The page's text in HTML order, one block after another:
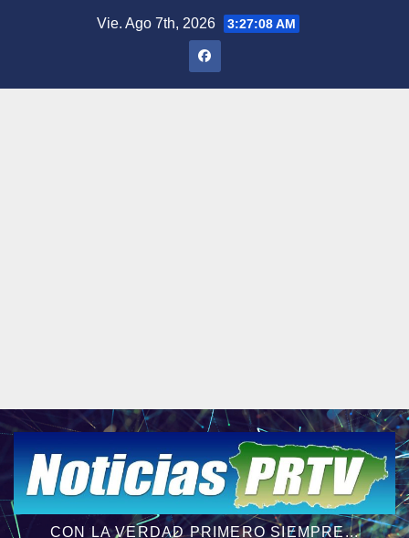
Vie. Ago 7th, 2026 3:27:10 AM
CON LA VERDAD PRIMERO SIEMPRE...